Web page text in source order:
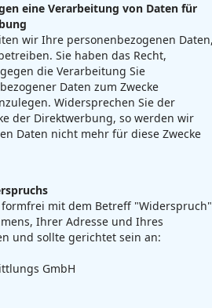
eine Verarbeitung von Daten für
wir Ihre personenbezogenen
Sie haben das Recht,
die Verarbeitung Sie
Daten zum Zwecke
Widersprechen Sie der
der Direktwerbung, so werden wir
Daten nicht mehr für diese Zwecke
mit dem Betreff "Widerspruch"
Ihrer Adresse und Ihres
und sollte gerichtet sein an:
GmbH